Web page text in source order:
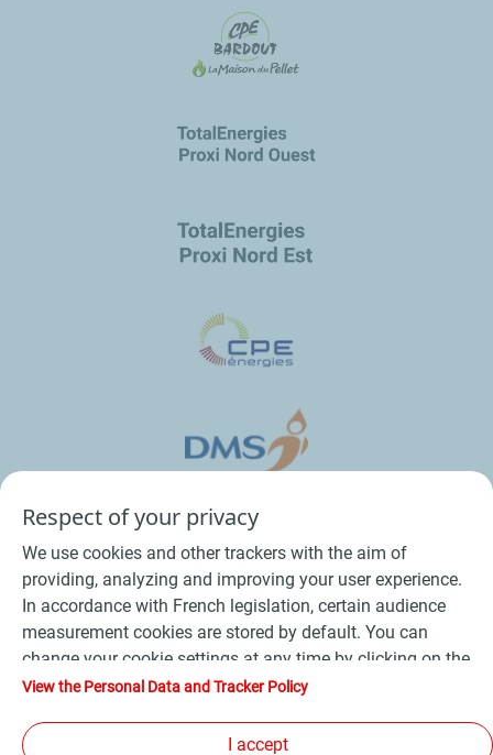
Conditions Générales de Vente Bois
Conditions Générales d’Utilisation
Respect of your privacy
We use cookies and other trackers with the aim of
providing, analyzing and improving your user experience.
In accordance with French legislation, certain audience
measurement cookies are stored by default. You can
change your cookie settings at any time by clicking on the
"Manage my cookies" button. By clicking on the "Accept"
device. If you click on "Decline", only the technical cookies
View the Personal Data and Tracker Policy
I accept